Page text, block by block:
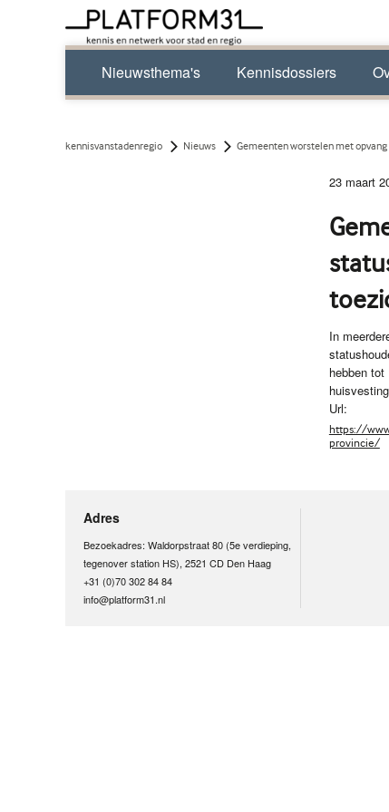
Nieuwsthema's Kennisdossiers
kennisvanstadenregio Nieuws Gemeenten worstelen met
23 maart
In
hebben
Url:
https://
provincie/
Adres
Bezoekadres: Waldorpstraat 80 (5e verdieping,
tegenover station HS), 2521 CD Den Haag
+31 (0)70 302 84 84
info@platform31.nl